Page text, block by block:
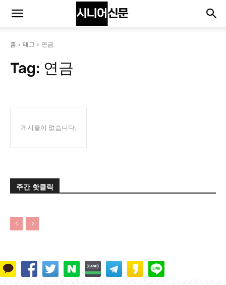
홈 태그 연금
Tag: 연금
게시물이 없습니다.
주간 핫클릭